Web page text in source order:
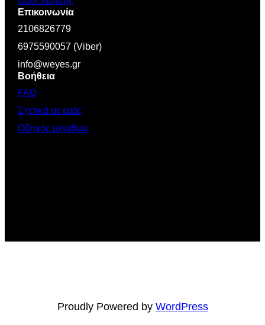
Επικοινωνία
2106826779
6975590057 (Viber)
info@weyes.gr
Βοήθεια
FAQ
Σχετικά με εμάς
Οδηγός μεγεθών
Proudly Powered by WordPress